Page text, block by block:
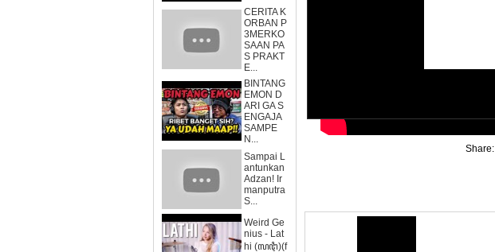
CERITA K
ORBAN P
3MERKO
SAAN PA
S PRAKT
E...
BINTANG
EMON D
ARI GA S
ENGAJA
SAMPE
N...
Sampai L
antunkan
Adzan! Ir
manputra
S...
Weird Ge
nius - Lat
hi (ꦭꦛꦶ)(f
Share: